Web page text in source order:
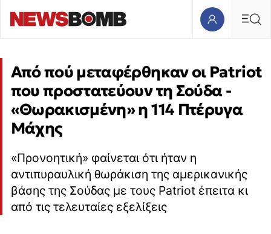
Από πού μεταφέρθηκαν οι Patriot
που προστατεύουν τη Σούδα -
«Θωρακισμένη» η 114 Πτέρυγα
Μάχης
«Προνοητική» φαίνεται ότι ήταν η
αντιπυραυλική θωράκιση της αμερικανικής
βάσης της Σούδας με τους Patriot έπειτα κι
από τις τελευταίες εξελίξεις